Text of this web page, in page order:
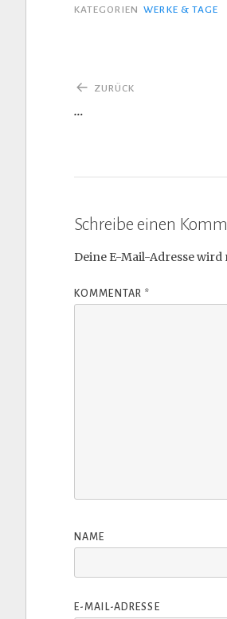
KATEGORIEN WERKE & TAGE
ZURÜCK
…
Schreibe einen
Deine E-Mail-Adresse
KOMMENTAR *
NAME
E-MAIL-ADRESSE